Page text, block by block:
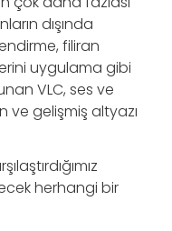
dışında
filiran
uygulama gibi
VLC, ses ve
ve gelişmiş altyazı
herhangi bir